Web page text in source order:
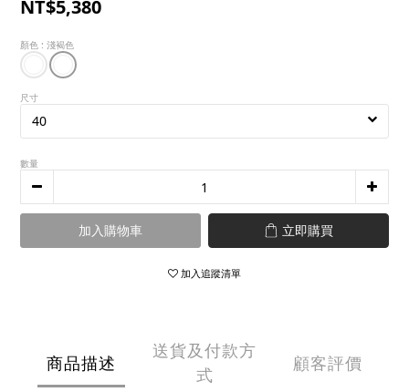
NT$5,380
顏色 : 淺褐色
尺寸
數量
加入購物車 立即購買
加入追蹤清單
商品描述
送貨及付款方
式
顧客評價